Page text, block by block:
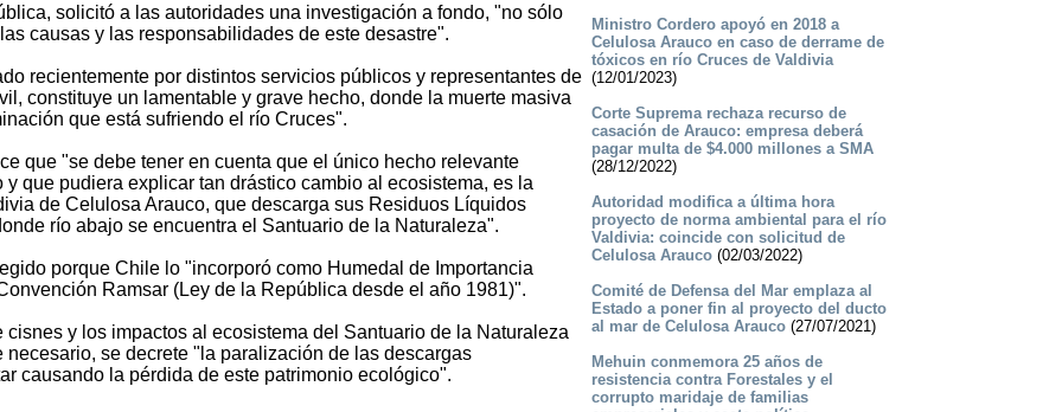
solicitó a las autoridades una investigación a fondo, "no sólo
causas y las responsabilidades de este desastre".
recientemente por distintos servicios públicos y representantes de
constituye un lamentable y grave hecho, donde la muerte masiva
que está sufriendo el río Cruces".
que "se debe tener en cuenta que el único hecho relevante
que pudiera explicar tan drástico cambio al ecosistema, es la
de Celulosa Arauco, que descarga sus Residuos Líquidos
río abajo se encuentra el Santuario de la Naturaleza".
porque Chile lo "incorporó como Humedal de Importancia
Ramsar (Ley de la República desde el año 1981)".
y los impactos al ecosistema del Santuario de la Naturaleza
se decrete "la paralización de las descargas
causando la pérdida de este patrimonio ecológico".
Ministro Cordero apoyó en 2018 a
Celulosa Arauco en caso de derrame de
tóxicos en río Cruces de Valdivia
(12/01/2023)
Corte Suprema rechaza recurso de
casación de Arauco: empresa deberá
pagar multa de $4.000 millones a SMA
(28/12/2022)
Autoridad modifica a última hora
proyecto de norma ambiental para el río
Valdivia: coincide con solicitud de
Celulosa Arauco(02/03/2022)
Comité de Defensa del Mar emplaza al
Estado a poner fin al proyecto del ducto
al mar de Celulosa Arauco(27/07/2021)
Mehuin conmemora 25 años de
resistencia contra Forestales y el
corrupto maridaje de familias